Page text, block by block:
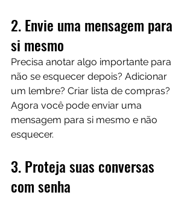
2. Envie uma mensagem para
si mesmo
Precisa anotar algo importante para
não se esquecer depois? Adicionar
um lembre? Criar lista de compras?
Agora você pode enviar uma
mensagem para si mesmo e não
esquecer.
3. Proteja suas conversas
com senha